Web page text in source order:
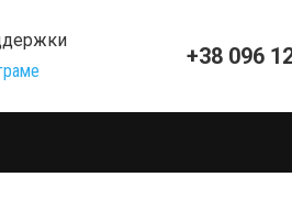
+38 096